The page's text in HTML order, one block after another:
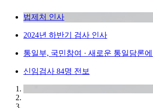
법제처 인사
2024년 하반기 검사 인사
통일부, 국민참여 · 새로운 통일담론
신임검사 84명 전보